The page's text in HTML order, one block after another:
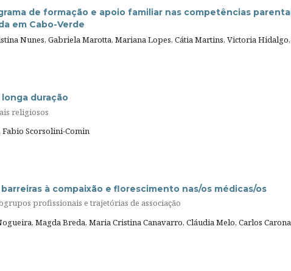
de formação e apoio familiar nas competências
em Cabo-Verde
Nunes, Gabriela Marotta, Mariana Lopes, Cátia Martins, Victoria Hidalgo,
duração
religiosos
Fabio Scorsolini-Comin
à compaixão e florescimento nas/os médicas/os
profissionais e trajetórias de associação
Magda Breda, Maria Cristina Canavarro, Cláudia Melo, Carlos Carona